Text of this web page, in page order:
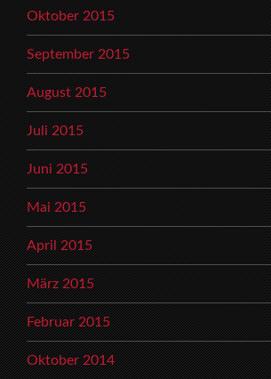
Oktober 2015
September 2015
August 2015
Juli 2015
Juni 2015
Mai 2015
April 2015
März 2015
Februar 2015
Oktober 2014